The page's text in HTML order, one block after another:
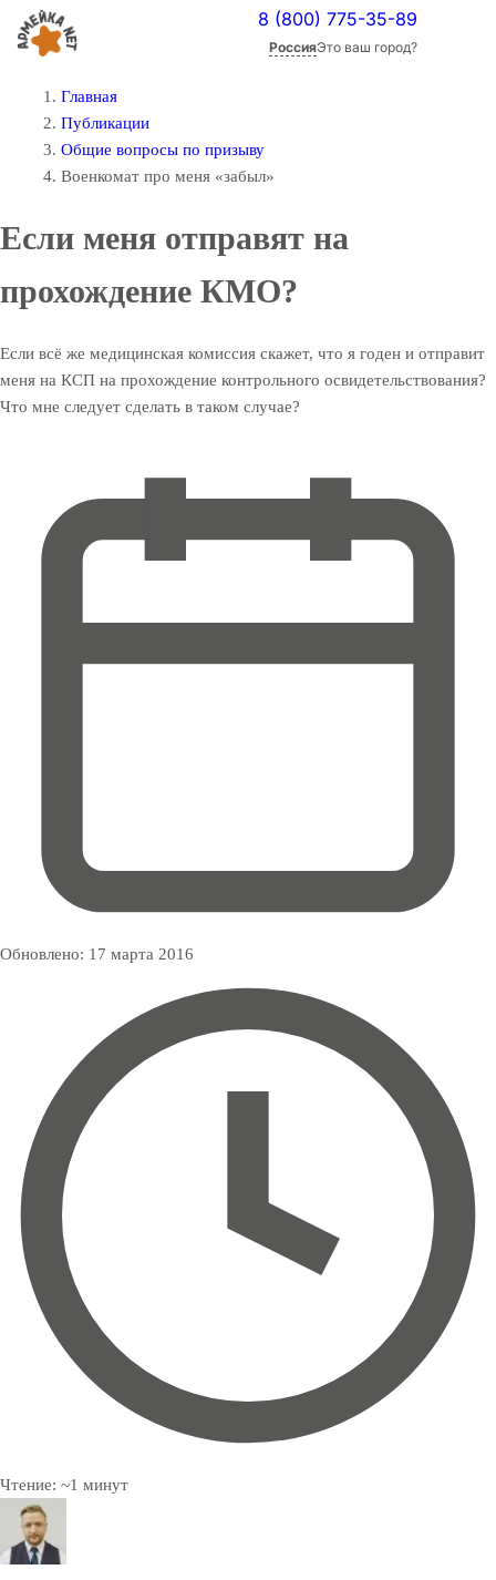
8 (800) 775-35-89
РоссияЭто ваш город?
Главная
Публикации
Общие вопросы по призыву
Военкомат про меня «забыл»
Если меня отправят на
прохождение КМО?
Если всё же медицинская комиссия скажет, что я годен и отправит
меня на КСП на прохождение контрольного освидетельствования?
Что мне следует сделать в таком случае?
Обновлено: 17 марта 2016
Чтение: ~1 минут